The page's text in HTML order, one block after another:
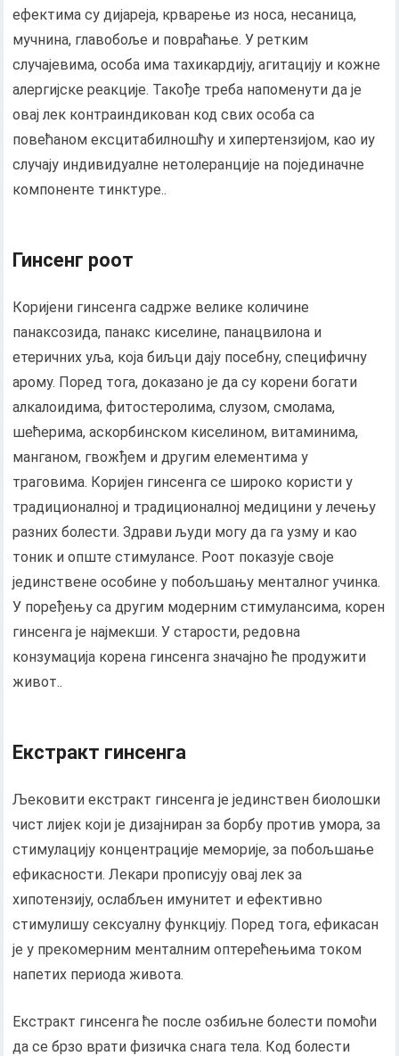
ефектима су дијареја, крварење из носа, несаница,
мучнина, главобоље и повраћање. У ретким
случајевима, особа има тахикардију, агитацију и кожне
алергијске реакције. Такође треба напоменути да је
овај лек контраиндикован код свих особа са
повећаном ексцитабилношћу и хипертензијом, као иу
случају индивидуалне нетолеранције на појединачне
компоненте тинктуре..
Гинсенг роот
Коријени гинсенга садрже велике количине
панаксозида, панакс киселине, панацвилона и
етеричних уља, која биљци дају посебну, специфичну
арому. Поред тога, доказано је да су корени богати
алкалоидима, фитостеролима, слузом, смолама,
шећерима, аскорбинском киселином, витаминима,
манганом, гвожђем и другим елементима у
траговима. Коријен гинсенга се широко користи у
традиционалној и традиционалној медицини у лечењу
разних болести. Здрави људи могу да га узму и као
тоник и опште стимулансе. Роот показује своје
јединствене особине у побољшању менталног учинка.
У поређењу са другим модерним стимулансима, корен
гинсенга је најмекши. У старости, редовна
конзумација корена гинсенга значајно ће продужити
живот..
Екстракт гинсенга
Љековити екстракт гинсенга је јединствен биолошки
чист лијек који је дизајниран за борбу против умора, за
стимулацију концентрације меморије, за побољшање
ефикасности. Лекари прописују овај лек за
хипотензију, ослабљен имунитет и ефективно
стимулишу сексуалну функцију. Поред тога, ефикасан
је у прекомерним менталним оптерећењима током
напетих периода живота.
Екстракт гинсенга ће после озбиљне болести помоћи
да се брзо врати физичка снага тела. Код болести